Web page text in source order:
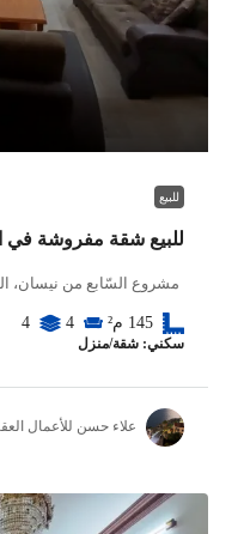
للبيع
للبيع شقة مفروشة في
مشروع السّابع من نيسان،
145 م² 4
4
سكني: شقة/منزل
علاء حسن للأعمال